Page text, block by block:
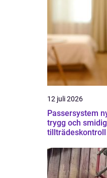
12 juli 2026
Passersystem nyckeln till
trygg och smidig
tillträdeskontroll